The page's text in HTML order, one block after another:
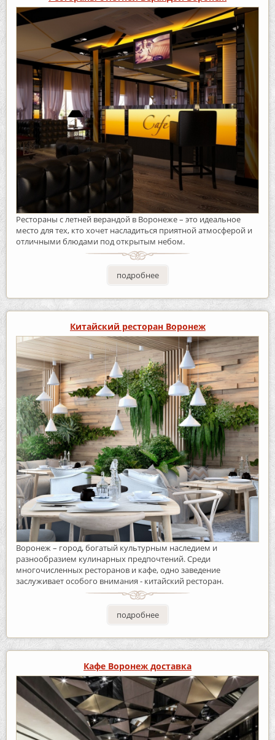
Рестораны с летней верандой в Воронеже – это идеальное
место для тех, кто хочет насладиться приятной атмосферой и
отличными блюдами под открытым небом.
подробнее
Китайский ресторан Воронеж
Воронеж – город, богатый культурным наследием и
разнообразием кулинарных предпочтений. Среди
многочисленных ресторанов и кафе, одно заведение
заслуживает особого внимания - китайский ресторан.
подробнее
Кафе Воронеж доставка